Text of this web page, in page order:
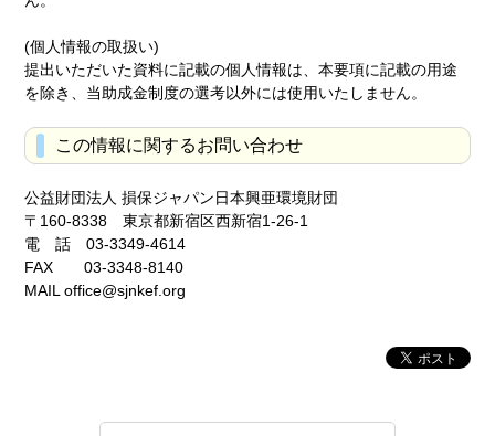
(個人情報の取扱い)
提出いただいた資料に記載の個人情報は、本要項に記載の用途
を除き、当助成金制度の選考以外には使用いたしません。
この情報に関するお問い合わせ
公益財団法人 損保ジャパン日本興亜環境財団
〒160-8338 東京都新宿区西新宿1-26-1
電 話 03-3349-4614
FAX 03-3348-8140
MAIL office@sjnkef.org